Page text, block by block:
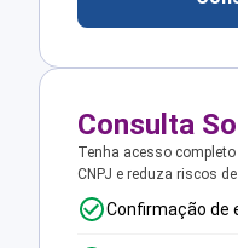
Consulta
Tenha acesso
CNPJ e reduza riscos
Confirmação de